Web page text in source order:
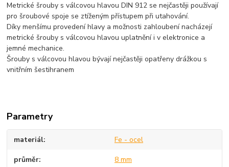
Metrické šrouby s válcovou hlavou DIN 912 se nejčastěji používají
pro šroubové spoje se ztíženým přístupem při utahování.
Díky menšímu provedení hlavy a možnosti zahloubení nacházejí
metrické šrouby s válcovou hlavou uplatnění i v elektronice a
jemné mechanice.
Šrouby s válcovou hlavou bývají nejčastěji opatřeny drážkou s
vnitřním šestihranem
Parametry
materiál Fe - ocel
průměr 8 mm